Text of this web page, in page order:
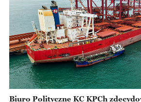
Biuro Polityczne KC KPCh